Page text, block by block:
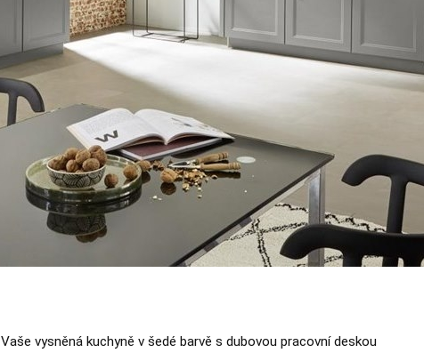
Vaše vysněná kuchyně v šedé barvě s dubovou pracovní deskou